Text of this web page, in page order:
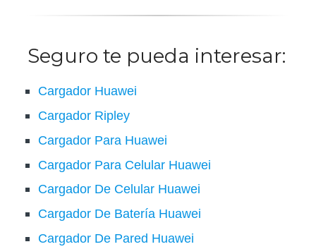
Seguro te pueda interesar:
Cargador Huawei
Cargador Ripley
Cargador Para Huawei
Cargador Para Celular Huawei
Cargador De Celular Huawei
Cargador De Batería Huawei
Cargador De Pared Huawei